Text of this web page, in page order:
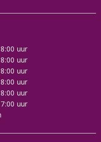
uur
uur
uur
uur
uur
uur